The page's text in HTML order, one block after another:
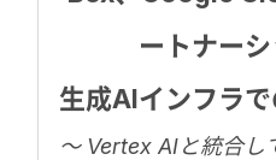
ートナー
生成AIインフラ
〜 Vertex AIと統合し